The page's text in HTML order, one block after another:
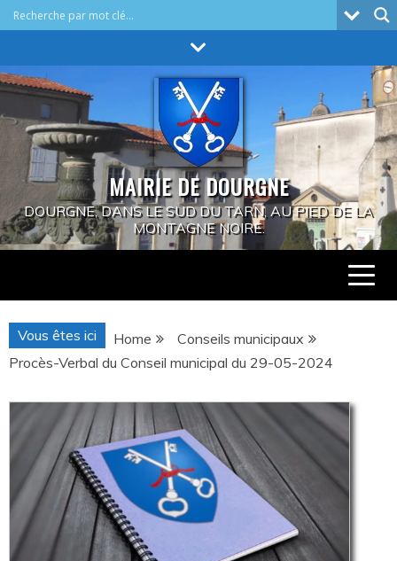
to
content
MAIRIE DE DOURGNE
DOURGNE, DANS LE SUD DU TARN, AU PIED DE LA
MONTAGNE NOIRE.
Vous êtes ici Home
Conseils municipaux
Procès-Verbal du Conseil municipal du 29-05-2024